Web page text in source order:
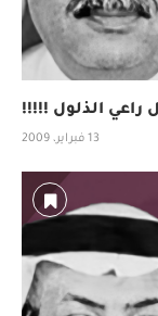
راعي الذلول !!!!!
13 فبراير، 2009